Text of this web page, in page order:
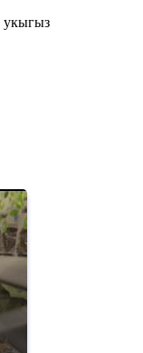
укыгыз